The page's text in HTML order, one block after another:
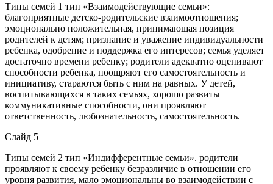
Типы семей 1 тип «Взаимодействующие семьи»:
благоприятные детско-родительские взаимоотношения;
эмоционально положительная, принимающая позиция
родителей к детям; признание и уважение индивидуальности
ребенка, одобрение и поддержка его интересов; семья уделяет
достаточно времени ребенку; родители адекватно оценивают
способности ребенка, поощряют его самостоятельность и
инициативу, стараются быть с ним на равных. У детей,
воспитывающихся в таких семьях, хорошо развиты
коммуникативные способности, они проявляют
ответственность, любознательность, самостоятельность.
Слайд 5
Типы семей 2 тип «Индифферентные семьи». родители
проявляют к своему ребенку безразличие в отношении его
уровня развития, мало эмоциональны во взаимодействии с